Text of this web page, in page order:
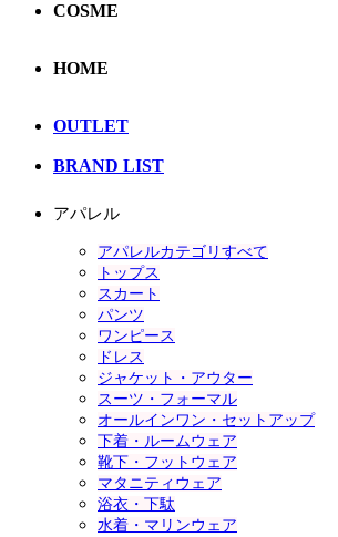
COSME
HOME
OUTLET
BRAND LIST
アパレル
アパレルカテゴリすべて
トップス
スカート
パンツ
ワンピース
ドレス
ジャケット・アウター
スーツ・フォーマル
オールインワン・セットアップ
下着・ルームウェア
靴下・フットウェア
マタニティウェア
浴衣・下駄
水着・マリンウェア